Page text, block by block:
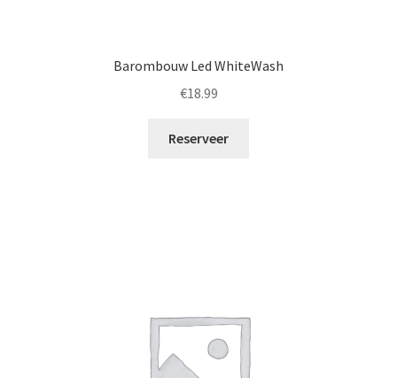
Barombouw Led WhiteWash
€18.99
Reserveer